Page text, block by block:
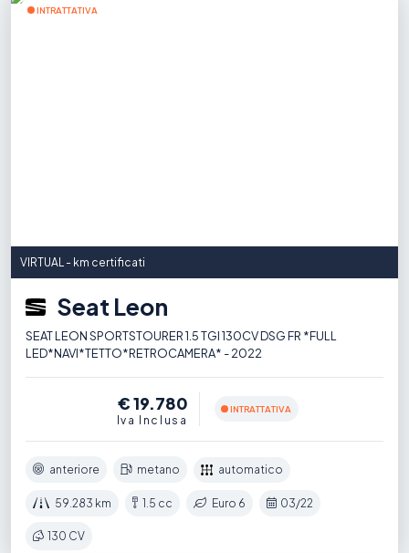
INTRATTATIVA
VIRTUAL - km certificati
Seat Leon
SEAT LEON SPORTSTOURER 1.5 TGI 130CV DSG FR *FULL
LED*NAVI*TETTO*RETROCAMERA* - 2022
anteriore metano automatico
59.283 km 1.5 cc Euro 6 03/22
130 CV
€ 19.780
Iva Inclusa
INTRATTATIVA